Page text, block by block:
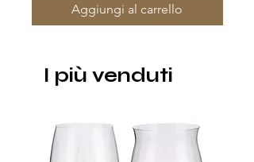
Aggiungi al carrello
I più venduti